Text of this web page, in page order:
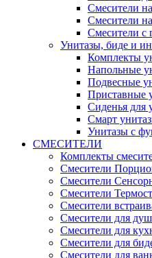
Смесители
Смесители
Смесители с
Унитазы, биде и
Комплекты
Напольные
Подвесные
Приставные
Сиденья для
Смарт
Унитазы с
СМЕСИТЕЛИ
Комплекты
Смесители
Смесители
Смесители
Смесители
Смесители для
Смесители для
Смесители для
Смесители для